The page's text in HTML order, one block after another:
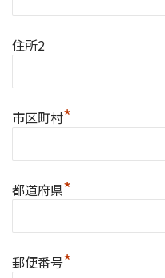
住所2
市区町村*
都道府県*
郵便番号*